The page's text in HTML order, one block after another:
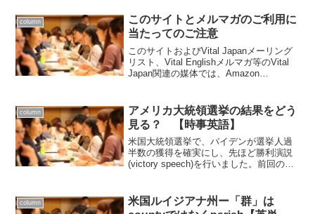
column
このサイトとメルマガのご利用に
当たってのご注意
このサイトおよびVital Japanメーリング
リスト、Vital Englishメルマガ等のVital
Japan関連の媒体では、Amazon
利用ください...
column
アメリカ大統領選挙の結果をどう
見る？ 【時事英語】
米国大統領選挙で、バイデンが選挙人過
半数の獲得を確実にし、先ほど勝利演説
(victory speech)を行いました。前回の
てご質問も結構届ていますので、これま
での大統...
column
米国ルイジアナ州ー「群」は